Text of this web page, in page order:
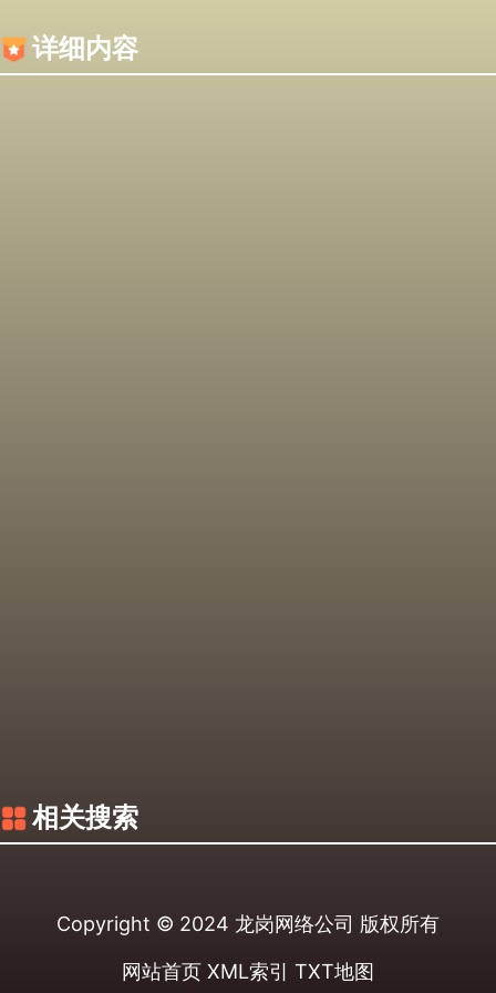
详细内容
相关搜索
Copyright © 2024 龙岗网络公司 版权所有
网站首页 XML索引 TXT地图